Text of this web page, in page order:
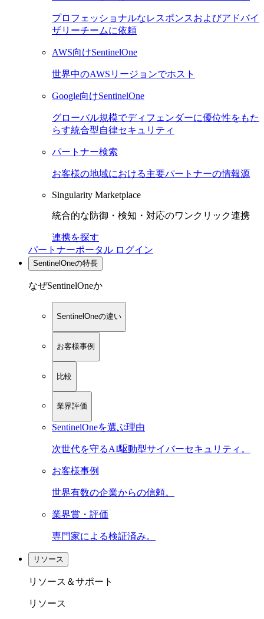
プロフェッショナルなレスポンスおよびアドバイ
ザリーチームに依頼
AWS向けSentinelOne
世界中のAWSリージョンでホスト
Google向けSentinelOne
グローバル規模でディフェンダーに優位性をもた
らす統合型自律セキュリティ
パートナー検索
お客様の地域における主要パートナーの情報源
Singularity Marketplace
統合的な防御・検知・対応のワンクリック連携
連携を探す
パートナーポータル ログイン
SentinelOneの特長
なぜSentinelOneか
SentinelOneの違い
お客様事例
比較
業界評価
SentinelOneを選ぶ理由
次世代を守るAI駆動型サイバーセキュリティ。
お客様事例
世界有数の企業からの信頼。
業界賞・評価
専門家による検証済み。
リソース
リソース＆サポート
リソース